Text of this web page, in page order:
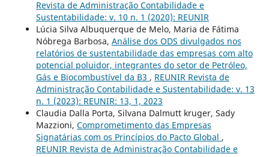
Revista de Administração Contabilidade e
Sustentabilidade: v. 10 n. 1 (2020): REUNIR
Lúcia Silva Albuquerque de Melo, Maria de Fátima
Nóbrega Barbosa, Análise dos ODS divulgados nos
relatórios de sustentabilidade das empresas com alto
potencial poluidor, integrantes do setor de Petróleo,
Gás e Biocombustível da B3 , REUNIR Revista de
Administração Contabilidade e Sustentabilidade: v. 13
n. 1 (2023): REUNIR: 13, 1, 2023
Claudia Dalla Porta, Silvana Dalmutt kruger, Sady
Mazzioni, Comprometimento das Empresas
Signatárias com os Princípios do Pacto Global ,
REUNIR Revista de Administração Contabilidade e